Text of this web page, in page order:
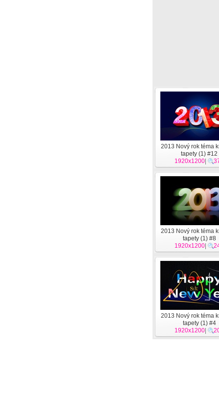
2013 Nový rok téma
tapety (1) #12
1920x1200
2013 Nový rok téma
tapety (1) #8
1920x1200
2013 Nový rok téma
tapety (1) #4
1920x1200